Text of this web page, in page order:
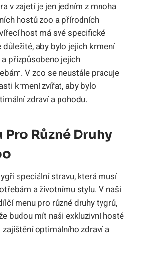
v zajetí je jen jedním z mnoha
hostů zoo a přírodních
host má své specifické
aby bylo jejich krmení
přizpůsobeno jejich
V zoo se neustále pracuje
krmení zvířat, aby bylo
zdraví a pohodu.
Pro Různé Druhy
speciální stravu, která musí
a životnímu stylu. V naší
menu pro různé druhy tygrů,
budou mít naši exkluzivní hosté
optimálního zdraví a